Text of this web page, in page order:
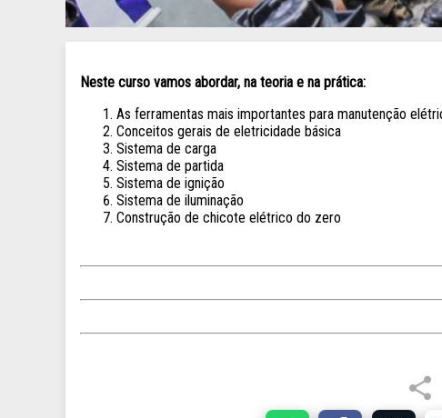
Neste curso vamos abordar, na teoria e na prática:
As ferramentas mais importantes para manutenção
Conceitos gerais de eletricidade básica
Sistema de carga
Sistema de partida
Sistema de ignição
Sistema de iluminação
Construção de chicote elétrico do zero